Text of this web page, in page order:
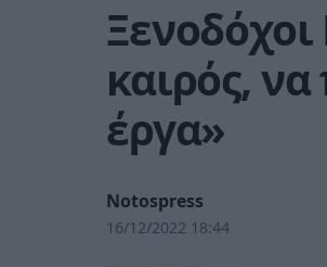
καιρός,
έργα»
Notospress
16/12/2022 18:44